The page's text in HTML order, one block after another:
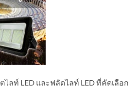
ลท์ LED และฟลัดไลท์ LED ที่คัดเลือก